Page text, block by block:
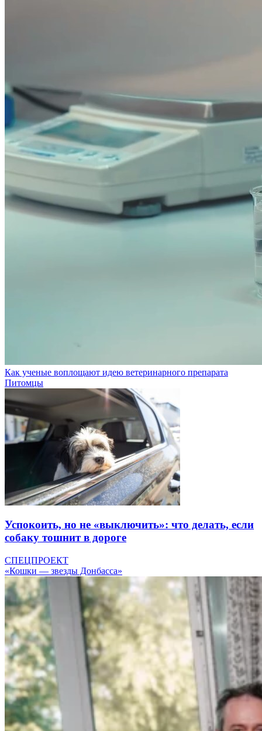
Как ученые воплощают идею ветеринарного препарата
Питомцы
Успокоить, но не «выключить»: что делать, если
собаку тошнит в дороге
СПЕЦПРОЕКТ
«Кошки — звезды Донбасса»